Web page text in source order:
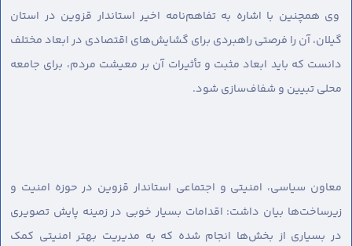
وی همچنین با اشاره به تفاهم‌نامه اخیر استاندار قزوین در استان
گیلان، آن را فرصتی راهبردی برای گشایش‌های اقتصادی در ابعاد مختلف
دانست که باید ابعاد مثبت و تأثیرات آن بر معیشت مردم، برای جامعه
محلی تبیین و شفاف‌سازی شود.
معاون سیاسی، امنیتی و اجتماعی استاندار قزوین در حوزه امنیت و
زیرساخت‌ها بیان داشت: اقدامات بسیار خوبی در زمینه پایش تصویری
در بسیاری از بخش‌ها انجام شده که به مدیریت بهتر امنیتی کمک